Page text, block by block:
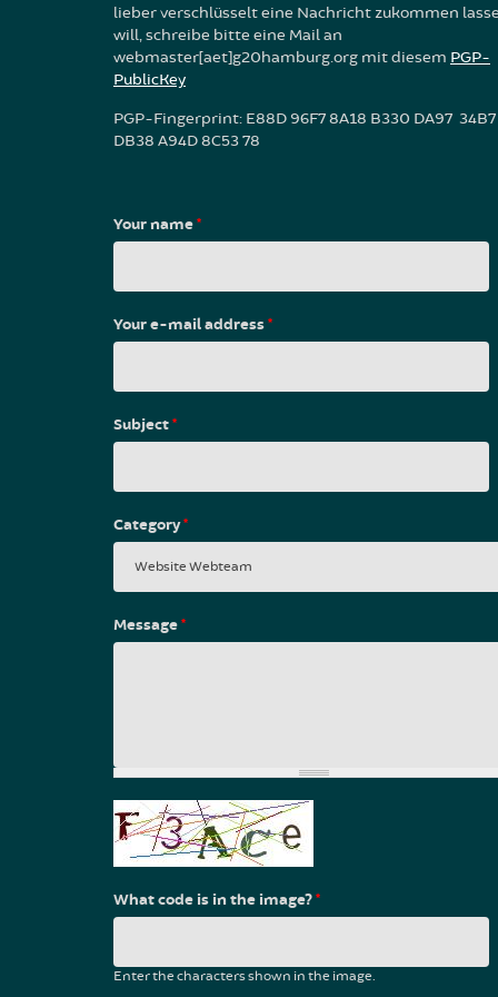
lieber verschlüsselt eine Nachricht zukommen
will, schreibe bitte eine Mail an
webmaster[aet]g20hamburg.org mit diesem PGP-
PublicKey
PGP-Fingerprint: E88D 96F7 8A18 B330 DA97 34B7
DB38 A94D 8C53 78
Your name*
Your e-mail address*
Subject*
Category*
Message*
What code is in the image?*
Enter the characters shown in the image.